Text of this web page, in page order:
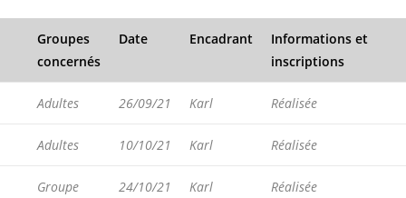
Groupes
concernés
Date Encadrant
Informations et
inscriptions
Adultes 26/09/21 Karl Réalisée
Adultes 10/10/21 Karl Réalisée
Groupe
24/10/21 Karl Réalisée